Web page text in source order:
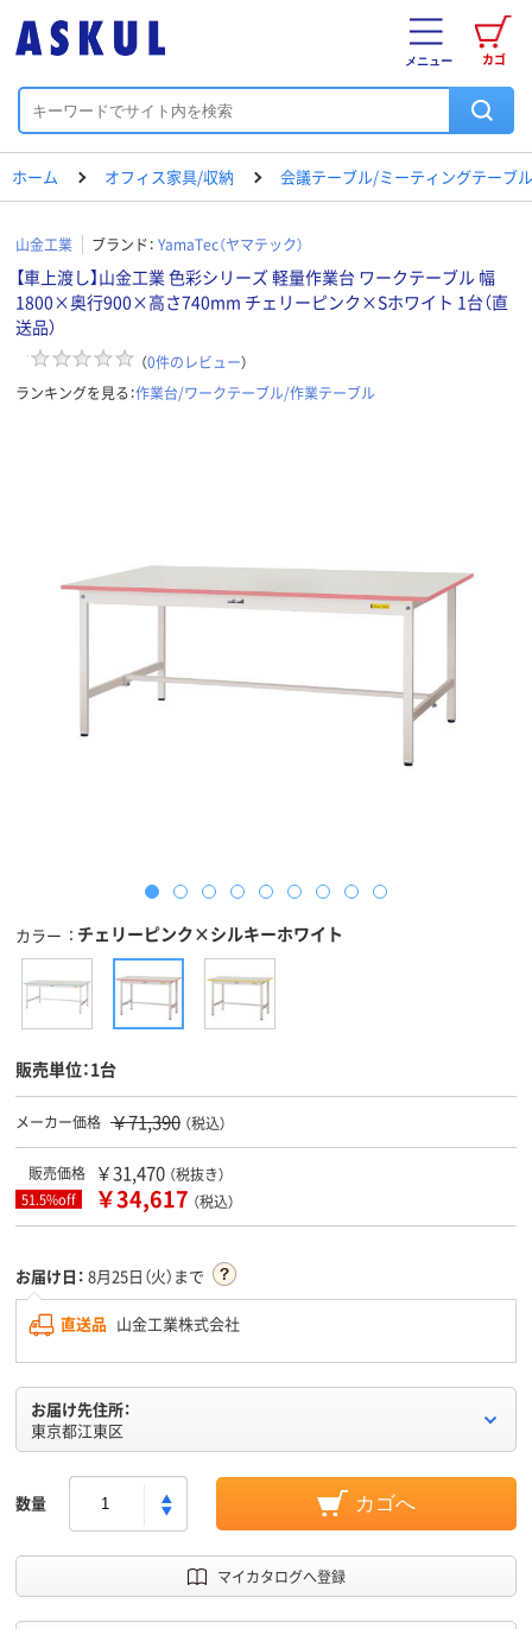
カゴ
メニュー
ホーム オフィス家具/収納 会議テーブル/ミーティングテーブル
山金工業 ブランド： YamaTec（ヤマテック）
【車上渡し】山金工業 色彩シリーズ 軽量作業台 ワークテーブル 幅
1800×奥行900×高さ740mm チェリーピンク×Sホワイト 1台（直
送品）
（0件のレビュー）
ランキングを見る：作業台/ワークテーブル/作業テーブル
カラー チェリーピンク×シルキーホワイト
販売単位：1台
メーカー価格 ￥71,390 （税込）
販売価格 ￥31,470 （税抜き）
51.5%off ￥34,617 （税込）
お届け日： 8月25日（火）まで
直送品 山金工業株式会社
お届け先住所：
東京都江東区
数量 カゴへ
マイカタログへ登録